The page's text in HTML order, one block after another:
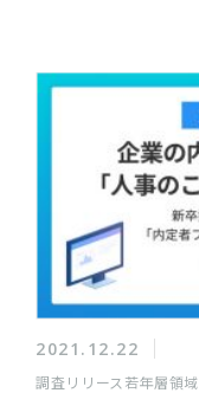
2021.12.22
調査リリース 若年層領域